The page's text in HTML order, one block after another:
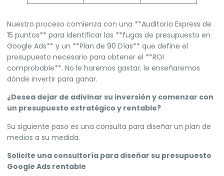
Nuestro proceso comienza con una **Auditoría Express de
15 puntos** para identificar las **fugas de presupuesto en
Google Ads** y un **Plan de 90 Días** que define el
presupuesto necesario para obtener el **ROI
comprobable**. No le haremos gastar; le enseñaremos
dónde invertir para ganar.
¿Desea dejar de adivinar su inversión y comenzar con
un presupuesto estratégico y rentable?
Su siguiente paso es una consulta para diseñar un plan de
medios a su medida.
Solicite una consultoría para diseñar su presupuesto
Google Ads rentable